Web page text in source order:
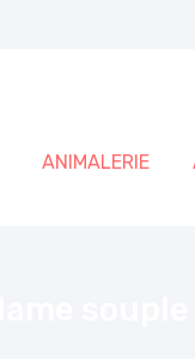
ANIMALERIE